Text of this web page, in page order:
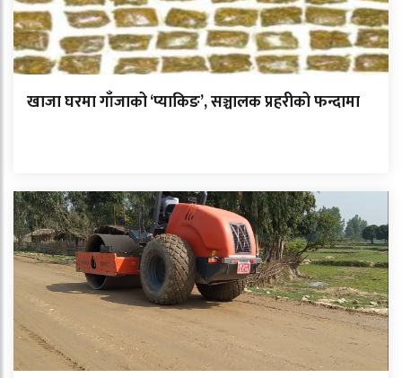
खाजा घरमा गाँजाको ‘प्याकिङ’, सञ्चालक प्रहरीको फन्दामा